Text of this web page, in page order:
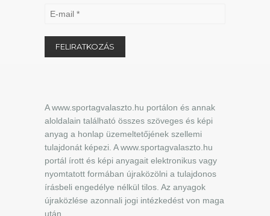
A www.sportagvalaszto.hu portálon és annak
aloldalain található összes szöveges és képi
anyag a honlap üzemeltetőjének szellemi
tulajdonát képezi. A www.sportagvalaszto.hu
portál írott és képi anyagait elektronikus vagy
nyomtatott formában újraközölni a tulajdonos
írásbeli engedélye nélkül tilos. Az anyagok
újraközlése azonnali jogi intézkedést von maga
után.